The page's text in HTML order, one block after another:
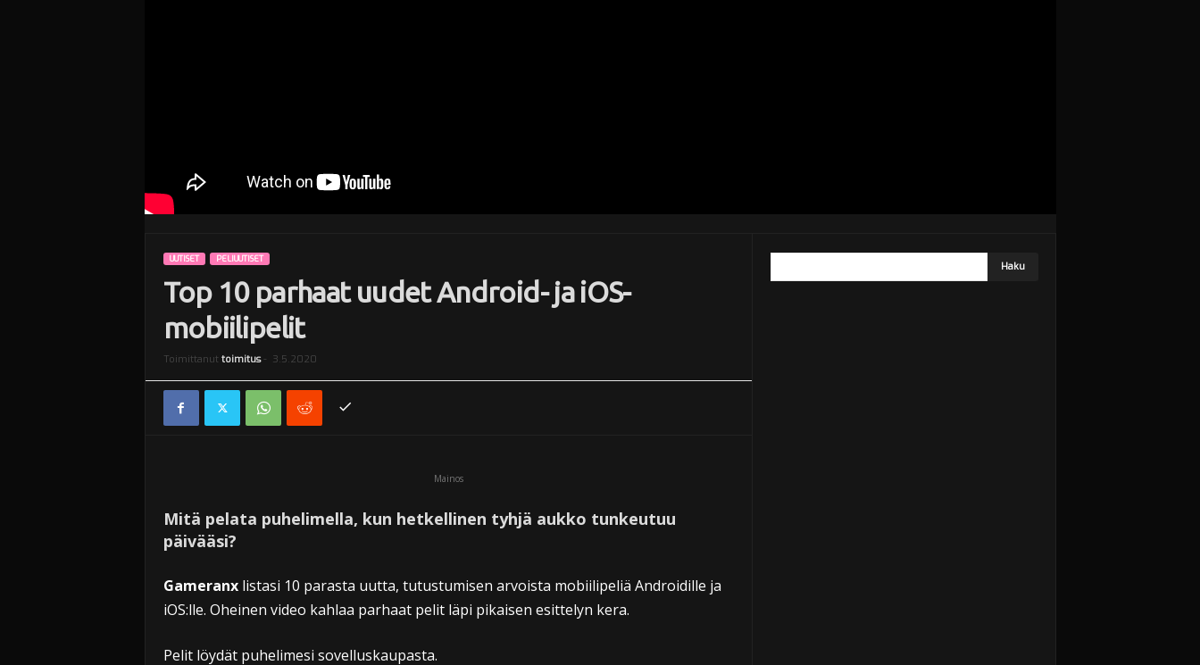
UUTISET PELIUUTISET
Top 10 parhaat uudet Android- ja iOS-
mobiilipelit
Toimittanut toimitus- 3.5.2020
Mainos
Mitä pelata puhelimella, kun hetkellinen tyhjä aukko tunkeutuu
päivääsi?
Gameranxlistasi 10 parasta uutta, tutustumisen arvoista mobiilipeliä Androidille ja
iOS:lle. Oheinen video kahlaa parhaat pelit läpi pikaisen esittelyn kera.
Pelit löydät puhelimesi sovelluskaupasta.